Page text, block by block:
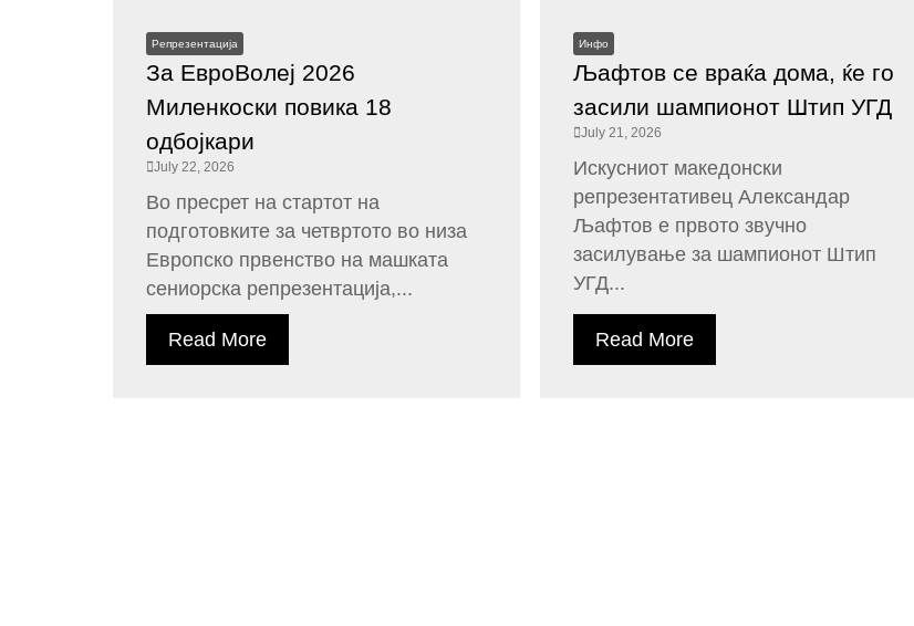
Репрезентација
За ЕвроВолеј 2026
Миленкоски повика 18
одбојкари
July 22, 2026
Во пресрет на стартот на
подготовките за четвртото во низа
Европско првенство на машката
сениорска репрезентација,...
Read More
Инфо
Љафтов се враќа дома, ќе го
засили шампионот Штип УГД
July 21, 2026
Искусниот македонски
репрезентативец Александар
Љафтов е првото звучно
засилување за шампионот Штип
УГД...
Read More